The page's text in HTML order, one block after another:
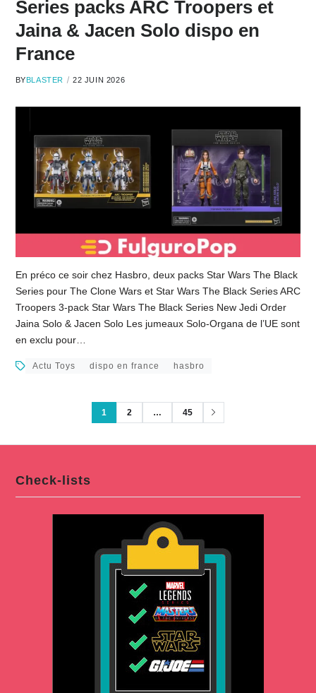
Series packs ARC Troopers et
Jaina & Jacen Solo dispo en
France
BYBLASTER 22 JUIN 2026
En préco ce soir chez Hasbro, deux packs Star Wars The Black
Series pour The Clone Wars et Star Wars The Black Series ARC
Troopers 3-pack Star Wars The Black Series New Jedi Order
Jaina Solo & Jacen Solo Les jumeaux Solo-Organa de l’UE sont
en exclu pour…
Actu Toys dispo en france hasbro
1 2 … 45
Check-lists